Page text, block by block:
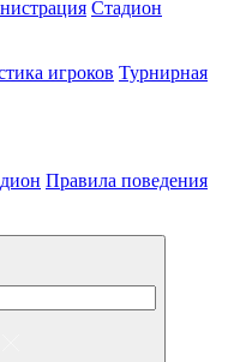
Стадион
игроков Турнирная
Правила поведения